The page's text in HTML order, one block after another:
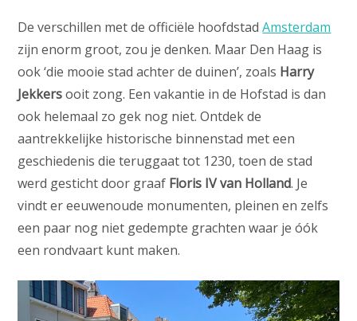
De verschillen met de officiële hoofdstadAmsterdam
zijn enorm groot, zou je denken. Maar Den Haag is
ook ‘die mooie stad achter de duinen’, zoals Harry
Jekkersooit zong. Een vakantie in de Hofstad is dan
ook helemaal zo gek nog niet. Ontdek de
aantrekkelijke historische binnenstad met een
geschiedenis die teruggaat tot 1230, toen de stad
werd gesticht door graaf Floris IV van Holland. Je
vindt er eeuwenoude monumenten, pleinen en zelfs
een paar nog niet gedempte grachten waar je óók
een rondvaart kunt maken.